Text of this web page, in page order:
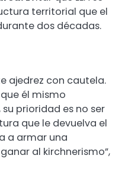
territorial que el
dos décadas.
ajedrez con cautela.
él mismo
prioridad es no ser
que le devuelva el
a armar una
al kirchnerismo”,